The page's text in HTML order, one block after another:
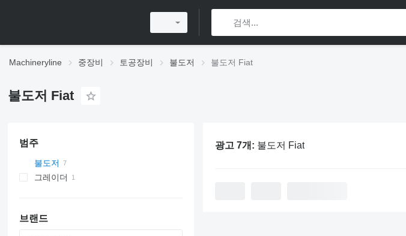
Machineryline 중장비 토공장비 불도저 불도저 Fiat
불도저 Fiat
범주
불도저
그레이더
브랜드
광고 7개: 불도저 Fiat